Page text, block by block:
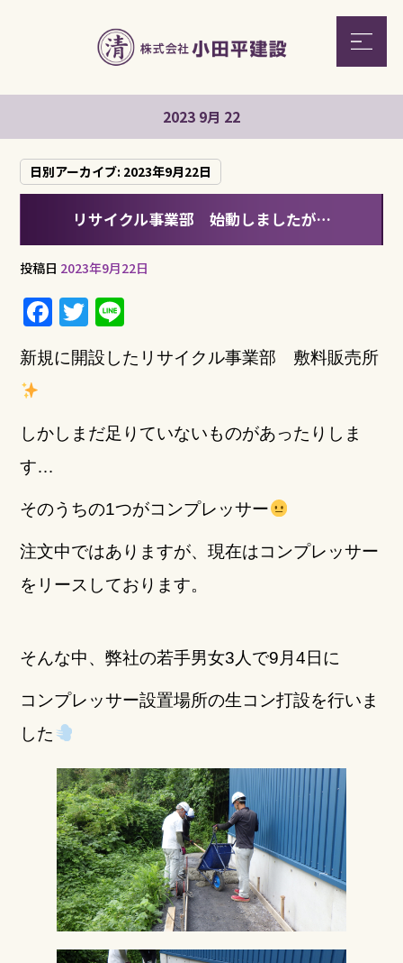
2023 9月 22
日別アーカイブ: 2023年9月22日
リサイクル事業部 始動しましたが…
投稿日 2023年9月22日
F
a
c
b
o
k
T
w
it
r
n
e
新規に開設したリサイクル事業部 敷料販売所
しかしまだ足りていないものがあったりしま
す…
そのうちの1つがコンプレッサー
注文中ではありますが、現在はコンプレッサー
をリースしております。
そんな中、弊社の若手男女3人で9月4日に
コンプレッサー設置場所の生コン打設を行いま
した